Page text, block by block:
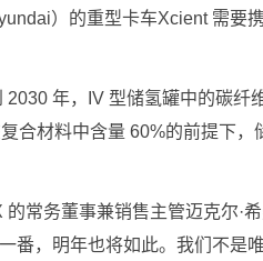
）的重型卡车Xcient 需要
年，IV 型储氢罐中的碳纤
合材料中含量 60%的前提下
的常务董事兼销售主管迈克尔·
番，明年也将如此。我们不是